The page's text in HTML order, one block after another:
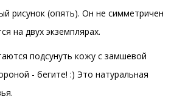
рисунок (опять). Он не симметричен
на двух экземплярах.
подсунуть кожу с замшевой
- бегите! :) Это натуральная